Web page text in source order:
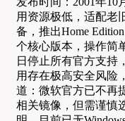
用资源极低，适配老
备，推出Home
个核心版本，操作简
日停止所有官方支持
用存在极高安全风险
道：微软官方已不再
相关镜像，但需谨慎